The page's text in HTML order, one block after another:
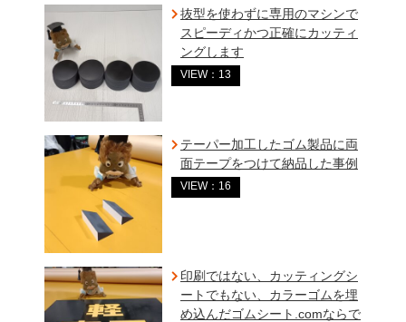
抜型を使わずに専用のマシンで
スピーディかつ正確にカッティ
ングします
VIEW：13
テーパー加工したゴム製品に両
面テープをつけて納品した事例
VIEW：16
印刷ではない、カッティングシ
ートでもない、カラーゴムを埋
め込んだゴムシート.comならで